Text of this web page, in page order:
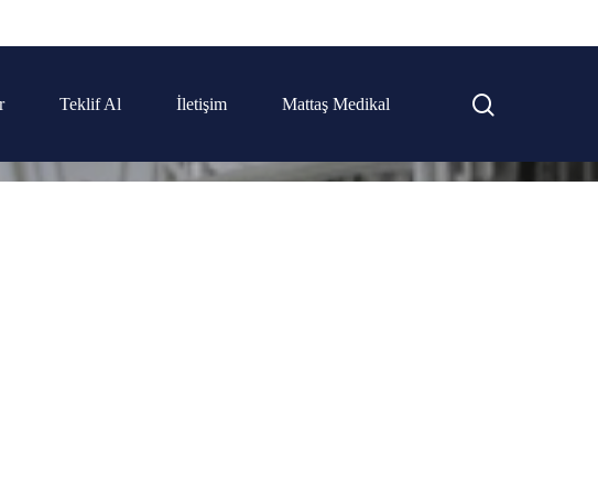
Teklif Al İletişim Mattaş Medikal